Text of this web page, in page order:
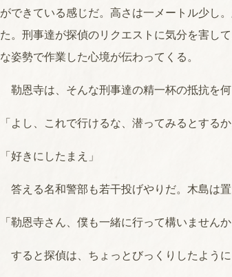
ができている感じだ。高さは一メートル少し
た。刑事達が探偵のリクエストに気分を害し
な姿勢で作業した心境が伝わってくる。
勒恩寺は、そんな刑事達の精一杯の抵抗を何
「よし、これで行けるな、潜ってみるとする
「好きにしたまえ」
答える名和警部も若干投げやりだ。木島は置
「勒恩寺さん、僕も一緒に行って構いませんか
すると探偵は、ちょっとびっくりしたよう